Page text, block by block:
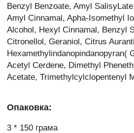
Benzyl Benzoate, Amyl
Amyl Cinnamal, Apha-Isomethyl
Alcohol, Hexyl Cinnamal, Benzyl
Citronellol, Geraniol, Citrus
Hexamethylindanopindanopyran(
Acetyl Cerdene, Dimethyl
Acetate, Trimethylcylclopentenyl
Опаковка:
3 * 150 грама